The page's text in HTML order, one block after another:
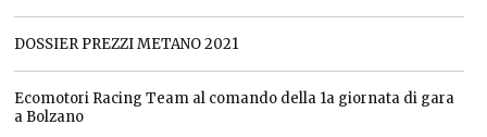
DOSSIER PREZZI METANO 2021
Ecomotori Racing Team al comando della 1a giornata di gara
a Bolzano